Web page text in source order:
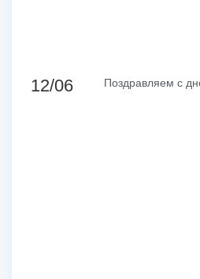
12/06 Поздравляем с